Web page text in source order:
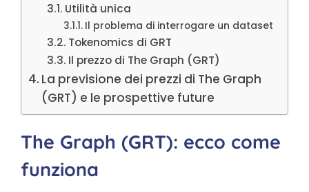
Utilità unica
Il problema di interrogare un dataset
Tokenomics di GRT
Il prezzo di The Graph (GRT)
La previsione dei prezzi di The Graph
(GRT) e le prospettive future
The Graph (GRT): ecco come
funziona